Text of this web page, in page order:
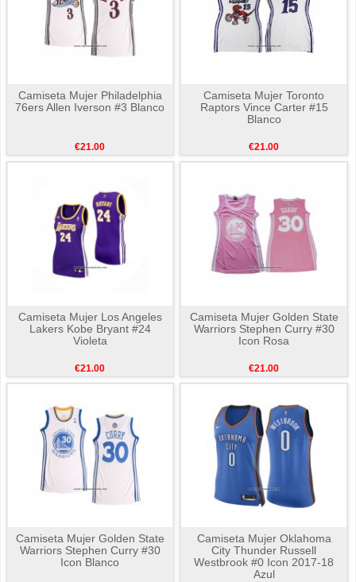
Camiseta Mujer Philadelphia
76ers Allen Iverson #3 Blanco
€21.00
Camiseta Mujer Toronto
Raptors Vince Carter #15
Blanco
€21.00
Camiseta Mujer Los Angeles
Lakers Kobe Bryant #24
Violeta
€21.00
Camiseta Mujer Golden State
Warriors Stephen Curry #30
Icon Rosa
€21.00
Camiseta Mujer Golden State
Warriors Stephen Curry #30
Icon Blanco
Camiseta Mujer Oklahoma
City Thunder Russell
Westbrook #0 Icon 2017-18
Azul